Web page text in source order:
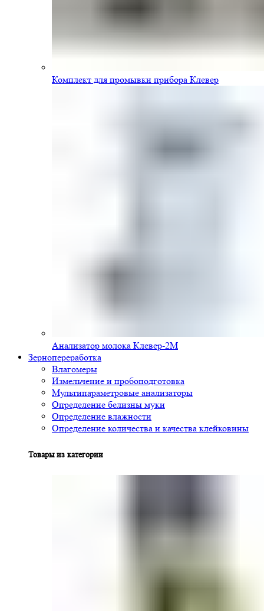
Комплект для промывки прибора Клевер
Анализатор молока Клевер-2М
Зернопереработка
Влагомеры
Измельчение и пробоподготовка
Мультипараметровые анализаторы
Определение белизны муки
Определение влажности
Определение количества и качества клейковины
Товары из категории